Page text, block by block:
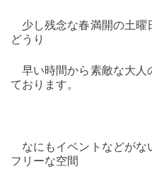
少し残念な春満開の土曜
どうり
早い時間から素敵な大人
ております。
なにもイベントなどがな
フリーな空間